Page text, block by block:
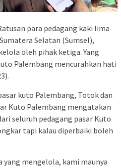
para pedagang kaki lima
Selatan (Sumsel),
oleh pihak ketiga. Yang
Palembang mencurahkan hati
kuto Palembang, Totok dan
Kuto Palembang mengatakan
seluruh pedagang pasar Kuto
tapi kalau diperbaiki boleh
mengelola, kami maunya